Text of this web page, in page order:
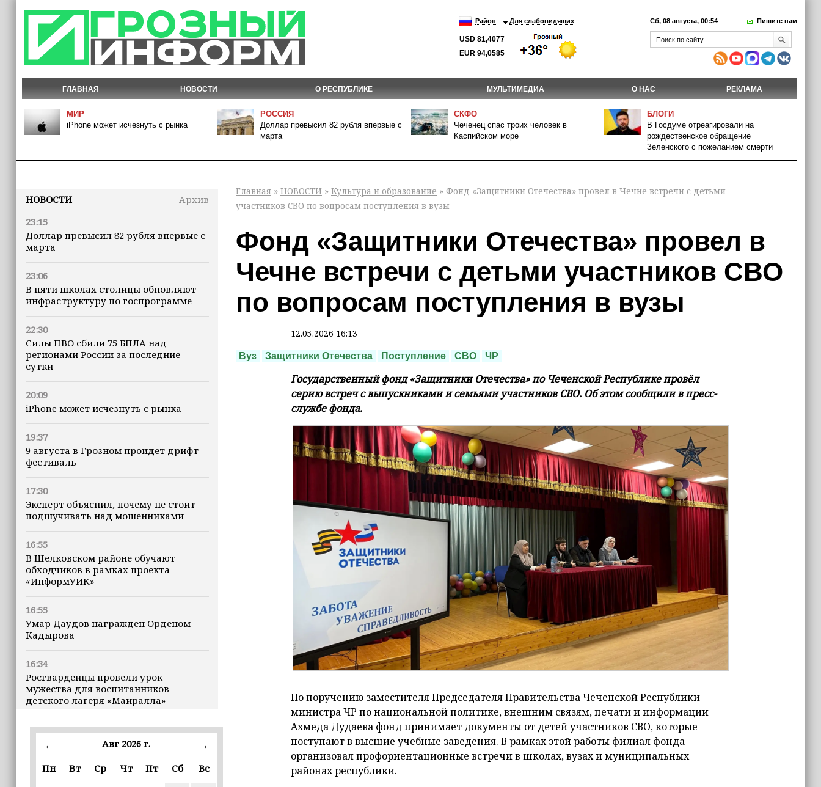
Район Для слабовидящих
USD 81,4077
EUR 94,0585
Сб, 08 августа, 00:54 Пишите нам
ГЛАВНАЯ НОВОСТИ О РЕСПУБЛИКЕ МУЛЬТИМЕДИА О НАС РЕКЛАМА
МИР
iPhone может исчезнуть с рынка
РОССИЯ
Доллар превысил 82 рубля впервые с
марта
СКФО
Чеченец спас троих человек в
Каспийском море
БЛОГИ
В Госдуме отреагировали на
рождественское обращение
Зеленского с пожеланием смерти
НОВОСТИ
Архив
23:15
Доллар превысил 82 рубля впервые с
марта
23:06
В пяти школах столицы обновляют
инфраструктуру по госпрограмме
22:30
Силы ПВО сбили 75 БПЛА над
регионами России за последние
сутки
20:09
iPhone может исчезнуть с рынка
19:37
9 августа в Грозном пройдет дрифт-
фестиваль
17:30
Эксперт объяснил, почему не стоит
подшучивать над мошенниками
16:55
В Шелковском районе обучают
обходчиков в рамках проекта
«ИнформУИК»
16:55
Умар Даудов награжден Орденом
Кадырова
16:34
Росгвардейцы провели урок
мужества для воспитанников
детского лагеря «Майралла»
16:30
Дмитрий Чернышенко: Внутренний
въездной — на 20,1%
← Авг 2026 г.
→
Пн
Вт Ср Чт Пт Сб Вс
Главная » НОВОСТИ » Культура и образование » Фонд «Защитники Отечества» провел в Чечне встречи с детьми
участников СВО по вопросам поступления в вузы
Фонд «Защитники Отечества» провел в
Чечне встречи с детьми участников СВО
по вопросам поступления в вузы
12.05.2026 16:13
Вуз Защитники Отечества Поступление СВО ЧР
Государственный фонд «Защитники Отечества» по Чеченской Республике провёл
серию встреч с выпускниками и семьями участников СВО. Об этом сообщили в пресс-
службе фонда.
По поручению заместителя Председателя Правительства Чеченской Республики —
министра ЧР по национальной политике, внешним связям, печати и информации
Ахмеда Дудаева фонд принимает документы от детей участников СВО, которые
поступают в высшие учебные заведения. В рамках этой работы филиал фонда
организовал профориентационные встречи в школах, вузах и муниципальных
районах республики.